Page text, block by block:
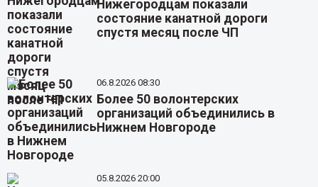
Нижегородцам показали
состояние канатной дороги
спустя месяц после ЧП
06.8.2026 08:30
Более 50 волонтерских
организаций объединились в
Нижнем Новгороде
05.8.2026 20:00